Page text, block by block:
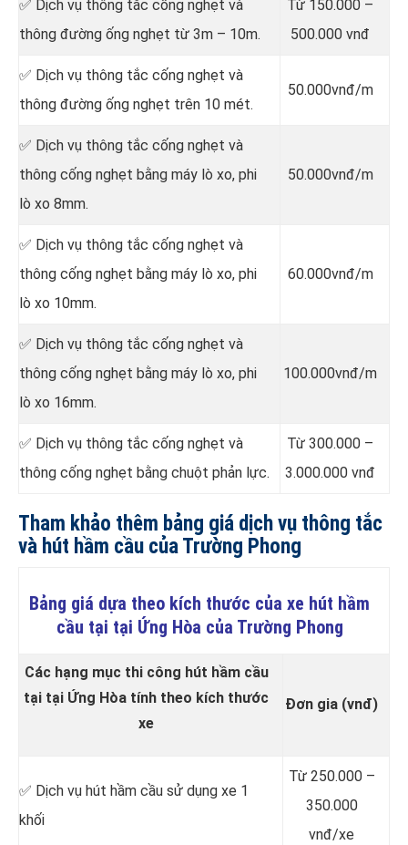
✅ Dịch vụ thông tắc cống nghẹt và
thông đường ống nghẹt từ 3m – 10m.
Từ 150.000 –
500.000 vnđ
✅ Dịch vụ thông tắc cống nghẹt và
thông đường ống nghẹt trên 10 mét.
50.000vnđ/m
✅ Dịch vụ thông tắc cống nghẹt và
thông cống nghẹt bằng máy lò xo, phi
lò xo 8mm.
50.000vnđ/m
✅ Dịch vụ thông tắc cống nghẹt và
thông cống nghẹt bằng máy lò xo, phi
lò xo 10mm.
60.000vnđ/m
✅ Dịch vụ thông tắc cống nghẹt và
thông cống nghẹt bằng máy lò xo, phi
lò xo 16mm.
100.000vnđ/m
✅ Dịch vụ thông tắc cống nghẹt và
thông cống nghẹt bằng chuột phản lực.
Từ 300.000 –
3.000.000 vnđ
Tham khảo thêm bảng giá dịch vụ thông tắc
và hút hầm cầu của Trường Phong
Bảng giá dựa theo kích thước của xe hút hầm
cầu tại tại Ứng Hòa của Trường Phong
Các hạng mục thi công hút hầm cầu
tại tại Ứng Hòa tính theo kích thước
xe
Đơn gia (vnđ)
✅ Dịch vụ hút hầm cầu sử dụng xe 1
khối
Từ 250.000 –
350.000
vnđ/xe